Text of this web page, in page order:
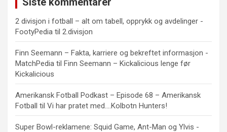
2 divisjon i fotball – alt om tabell, opprykk og avdelinger -
FootyPedia til 2.divisjon
Finn Seemann – Fakta, karriere og bekreftet informasjon -
MatchPedia til Finn Seemann – Kickalicious lenge før
Kickalicious
Amerikansk Fotball Podkast – Episode 68 – Amerikansk
Fotball til Vi har pratet med….Kolbotn Hunters!
Super Bowl-reklamene: Squid Game, Ant-Man og Ylvis -